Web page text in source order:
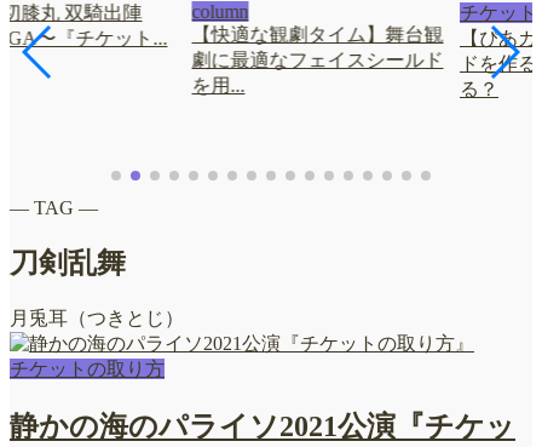
膝丸 双騎出陣
〜『チケット...
column
【快適な観劇タイム】舞台観
劇に最適なフェイスシールド
を用...
チケット
【ぴあ
ドを作
る？
― TAG ―
刀剣乱舞
月兎耳（つきとじ）
チケットの取り方
静かの海のパライソ2021公演『チケッ